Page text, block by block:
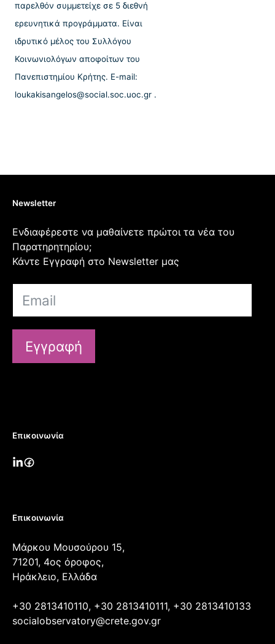
παρελθόν συμμετείχε σε 5 διεθνή
ερευνητικά προγράμματα. Είναι
ιδρυτικό μέλος του Συλλόγου
Κοινωνιολόγων αποφοίτων του
Πανεπιστημίου Κρήτης. E-mail:
loukakisangelos@social.soc.uoc.gr .
Newsletter
Ενδιαφέρεστε να μαθαίνετε πρώτοι τα νέα του
Παρατηρητηρίου;
Κάντε Εγγραφή στο Newsletter μας
Εγγραφή
Επικοινωνία
Επικοινωνία
Μάρκου Μουσούρου 15,
71201, 4ος όροφος,
Ηράκλειο, Ελλάδα
+30 2813410110, +30 2813410111, +30 2813410133
socialobservatory@crete.gov.gr